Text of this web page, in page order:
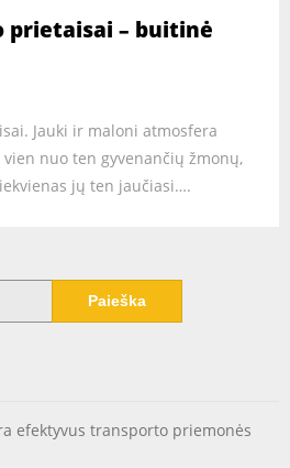
prietaisai – buitinė
Jauki ir maloni atmosfera
nuo ten gyvenančių žmonų,
jų ten jaučiasi….
efektyvus transporto priemonės